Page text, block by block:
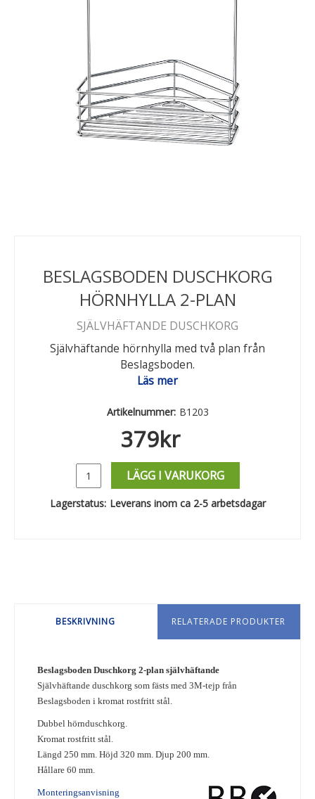
BESLAGSBODEN DUSCHKORG
HÖRNHYLLA 2-PLAN
SJÄLVHÄFTANDE DUSCHKORG
Självhäftande hörnhylla med två plan från
Beslagsboden.
Läs mer
Artikelnummer: B1203
379kr
LÄGG I VARUKORG
Lagerstatus: Leverans inom ca 2-5 arbetsdagar
BESKRIVNING RELATERADE PRODUKTER
Beslagsboden Duschkorg 2-plan självhäftande
Självhäftande duschkorg som fästs med 3M-tejp från
Beslagsboden i kromat rostfritt stål.
Dubbel hörnduschkorg.
Kromat rostfritt stål.
Längd 250 mm. Höjd 320 mm. Djup 200 mm.
Hållare 60 mm.
Monteringsanvisning